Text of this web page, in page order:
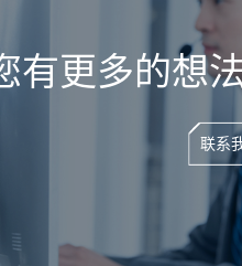
有更多的想
联系